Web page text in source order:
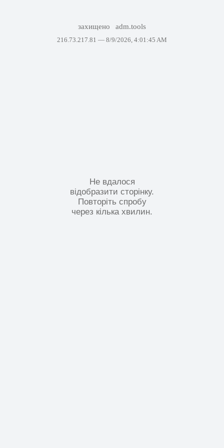
захищено adm.tools
216.73.217.81 — 8/9/2026, 4:01:45 AM
Не вдалося
відобразити сторінку.
Повторіть спробу
через кілька хвилин.